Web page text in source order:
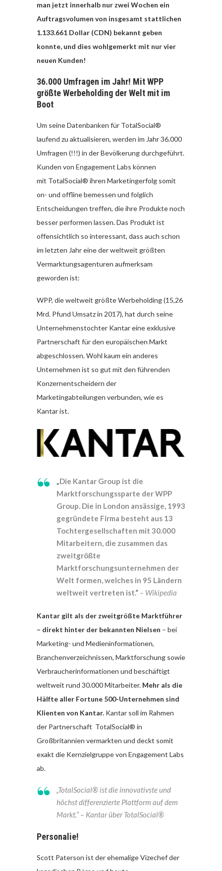
man jetzt innerhalb nur zwei Wochen ein
Auftragsvolumen von insgesamt stattlichen
1.133.661 Dollar (CDN) bekannt geben
konnte, und dies wohlgemerkt mit nur vier
neuen Kunden!
36.000 Umfragen im Jahr! Mit WPP
größte Werbeholding der Welt mit im
Boot
Um seine Datenbanken für TotalSocial®
laufend zu aktualisieren, werden im Jahr 36.000
Umfragen (!!!) in der Bevölkerung durchgeführt.
Kunden von Engagement Labs können
mit TotalSocial® ihren Marketingerfolg somit
on- und offline bemessen und folglich
Entscheidungen treffen, die ihre Produkte noch
besser performen lassen. Das Produkt ist
offensichtlich so interessant, dass auch schon
im letzten Jahr eine der weltweit größten
Vermarktungsagenturen aufmerksam
geworden ist:
WPP, die weltweit größte Werbeholding (15,26
Mrd. Pfund Umsatz in 2017), hat durch seine
Unternehmenstochter Kantar eine exklusive
Partnerschaft für den europäischen Markt
abgeschlossen.Wohl kaum ein anderes
Unternehmen ist so gut mit den führenden
Konzernentscheidern der
Marketingabteilungen verbunden, wie es
Kantar ist.
„Die Kantar Group ist die
Marktforschungssparte der WPP
Group. Die in London ansässige, 1993
gegründete Firma besteht aus 13
Tochtergesellschaften mit 30.000
Mitarbeitern, die zusammen das
zweitgrößte
Marktforschungsunternehmen der
Welt formen, welches in 95 Ländern
weltweit vertreten ist.“ – Wikipedia
Kantar gilt als der zweitgrößte Marktführer
– direkt hinter der bekannten Nielsen – bei
Marketing- und Medieninformationen,
Branchenverzeichnissen, Marktforschung sowie
Verbraucherinformationen und beschäftigt
weltweit rund 30.000 Mitarbeiter. Mehr als die
Hälfte aller Fortune 500-Unternehmen sind
Klienten von Kantar. Kantar soll im Rahmen
der Partnerschaft TotalSocial® in
Großbritannien vermarkten und deckt somit
exakt die Kernzielgruppe von Engagement Labs
ab.
„TotalSocial® ist die innovativste und
höchst differenzierte Plattform auf dem
Markt.“– Kantar über TotalSocial®
Personalie!
Scott Paterson ist der ehemalige Vizechef der